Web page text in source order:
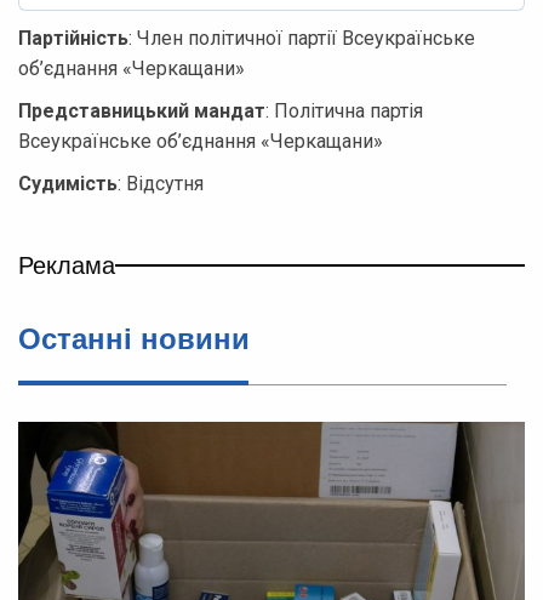
Партійність: Член політичної партії Всеукраїнське
об’єднання «Черкащани»
Представницький мандат: Політична партія
Всеукраїнське об’єднання «Черкащани»
Судимість: Відсутня
Реклама
Останні новини